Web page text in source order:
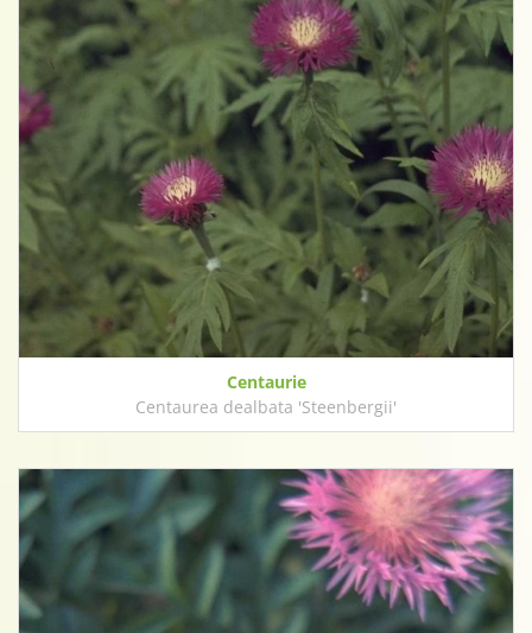
Centaurie
Centaurea dealbata 'Steenbergii'